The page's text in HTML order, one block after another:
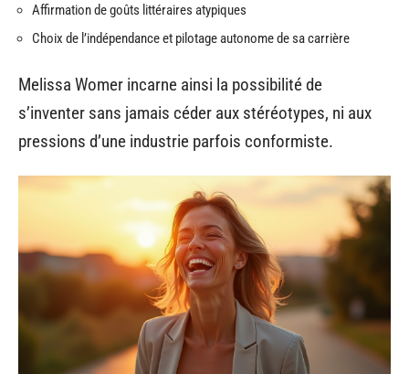
Affirmation de goûts littéraires atypiques
Choix de l’indépendance et pilotage autonome de sa carrière
Melissa Womer incarne ainsi la possibilité de
s’inventer sans jamais céder aux stéréotypes, ni aux
pressions d’une industrie parfois conformiste.